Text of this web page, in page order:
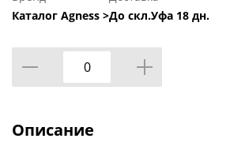
Каталог Agness >До скл.Уфа 18 дн.
Описание